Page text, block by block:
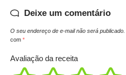
Deixe um comentário
O seu endereço de e-mail não será publicado.
com *
Avaliação da receita